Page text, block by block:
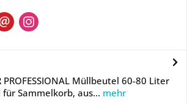
PROFESSIONAL Müllbeutel 60-80 Liter
für Sammelkorb, aus... mehr